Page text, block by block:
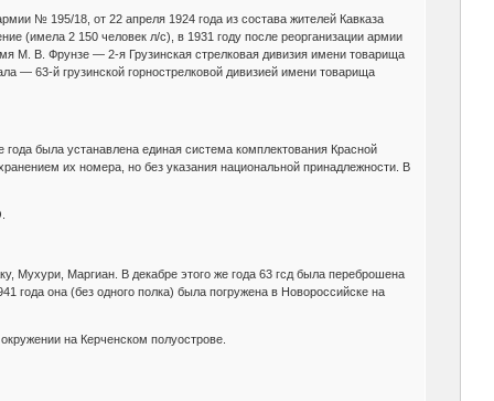
№ 195/18, от 22 апреля 1924 года из состава жителей Кавказа
(имела 2 150 человек л/с), в 1931 году после реорганизации армии
М. В. Фрунзе — 2-я Грузинская стрелковая дивизия имени товарища
63-й грузинской горнострелковой дивизией имени товарища
была устанавлена единая система комплектования Красной
их номера, но без указания национальной принадлежности. В
Мухури, Маргиан. В декабре этого же года 63 гсд была переброшена
года она (без одного полка) была погружена в Новороссийске на
на Керченском полуострове.